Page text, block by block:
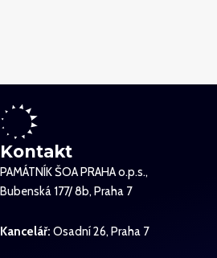
Kontakt
PAMÁTNÍK ŠOA PRAHA o.p.s.,
Bubenská 177/ 8b, Praha 7
Kancelář: Osadní 26, Praha 7